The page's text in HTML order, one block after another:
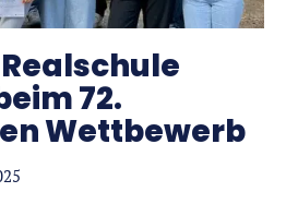
72.
Wettbewerb